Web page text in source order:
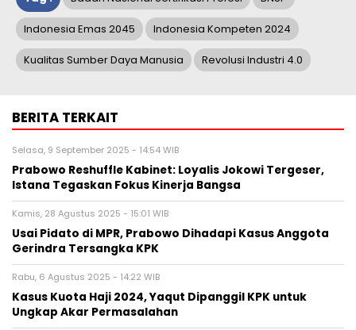
Indonesia Emas 2045 Indonesia Kompeten 2024
Kualitas Sumber Daya Manusia Revolusi Industri 4.0
BERITA TERKAIT
Selasa, 9 September 2025 - 14:54 WIB
Prabowo Reshuffle Kabinet: Loyalis Jokowi Tergeser,
Istana Tegaskan Fokus Kinerja Bangsa
Kamis, 28 Agustus 2025 - 15:01 WIB
Usai Pidato di MPR, Prabowo Dihadapi Kasus Anggota
Gerindra Tersangka KPK
Rabu, 6 Agustus 2025 - 14:22 WIB
Kasus Kuota Haji 2024, Yaqut Dipanggil KPK untuk
Ungkap Akar Permasalahan